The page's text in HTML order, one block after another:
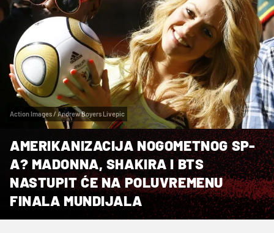
Action Images / Andrew Boyers Livepic
AMERIKANIZACIJA NOGOMETNOG SP-
A? MADONNA, SHAKIRA I BTS
NASTUPIT ĆE NA POLUVREMENU
FINALA MUNDIJALA